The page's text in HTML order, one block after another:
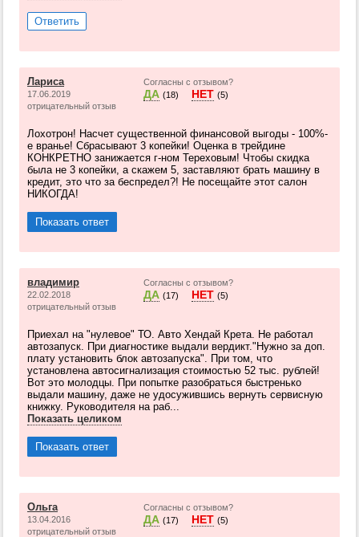
Ответить
Лариса
17.06.2019
отрицательный отзыв
Согласны с отзывом?
ДА (18) НЕТ (5)
Лохотрон! Насчет существенной финансовой выгоды - 100%-
е вранье! Сбрасывают 3 копейки! Оценка в трейдине
КОНКРЕТНО занижается г-ном Тереховым! Чтобы скидка
была не 3 копейки, а скажем 5, заставляют брать машину в
кредит, это что за беспредел?! Не посещайте этот салон
НИКОГДА!
Показать ответ
владимир
22.02.2018
отрицательный отзыв
Согласны с отзывом?
ДА (17) НЕТ (5)
Приехал на "нулевое" ТО. Авто Хендай Крета. Не работал
автозапуск. При диагностике выдали вердикт."Нужно за доп.
плату установить блок автозапуска". При том, что
установлена автосигнализация стоимостью 52 тыс. рублей!
Вот это молодцы. При попытке разобраться быстренько
выдали машину, даже не удосужившись вернуть сервисную
книжку. Руководителя на раб...
Показать целиком
Показать ответ
Ольга
13.04.2016
отрицательный отзыв
Согласны с отзывом?
ДА (17) НЕТ (5)